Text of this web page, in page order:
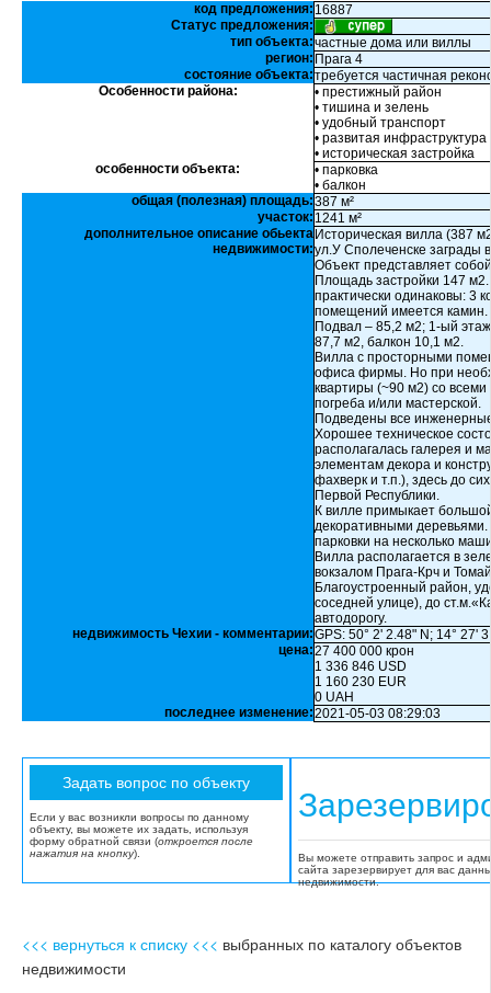
код предложения: 16887
Статус предложения:
тип объекта:частные дома или виллы
регион: Прага 4
состояние объекта:требуется частичная
Особенности района:
• престижный район
• тишина и зелень
• удобный транспорт
• развитая инфраструктура
• историческая застройка
особенности объекта:
• парковка
• балкон
общая (полезная) площадь:387 м²
участок: 1241 м²
дополнительное описание обьекта
недвижимости:
Историческая вилла (387
ул.У Сполеченске заграды
Объект представляет
Площадь застройки 147
практически одинаковы: 3
помещений имеется камин.
Подвал – 85,2 м2; 1-ый
87,7 м2, балкон 10,1 м2.
Вилла с просторными
офиса фирмы. Но при
квартиры (~90 м2) со
погреба и/или мастерской.
Подведены все
Хорошее техническое
располагалась галерея и
элементам декора и
фахверк и т.п.), здесь до
Первой Республики.
К вилле примыкает
декоративными деревьями.
парковки на несколько
Вилла располагается в
вокзалом Прага-Крч и
Благоустроенный район,
соседней улице), до
автодорогу.
недвижимость Чехии - комментарии:GPS: 50° 2' 2.48" N; 14° 27'
цена:27 400 000 крон
1 336 846 USD
1 160 230 EUR
0 UAH
последнее изменение:2021-05-03 08:29:03
Если у вас возникли вопросы по данному
объекту, вы можете их задать, используя
форму обратной связи (откроется после
нажатия на кнопку).
Вы можете отправить запрос и
сайта зарезервирует для вас
недвижимости.
<<< вернуться к списку <<< выбранных по каталогу объектов
недвижимости